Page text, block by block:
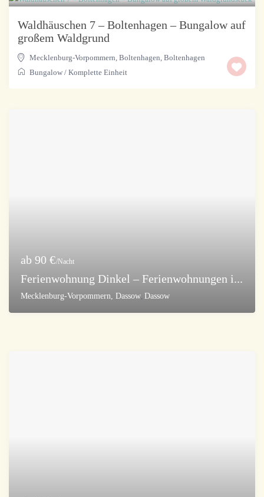
Waldhäuschen 7 – Boltenhagen – Bungalow auf
großem Waldgrund
Mecklenburg-Vorpommern, Boltenhagen, Boltenhagen
Bungalow / Komplette Einheit
ab 90 €/Nacht
Ferienwohnung Dinkel – Ferienwohnungen i...
Mecklenburg-Vorpommern, Dassow, Dassow